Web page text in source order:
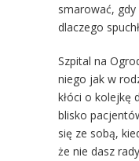
smarować, gdy
dlaczego
Szpital na
niego jak w
kłóci o kolejkę
blisko
się ze sobą,
że nie dasz